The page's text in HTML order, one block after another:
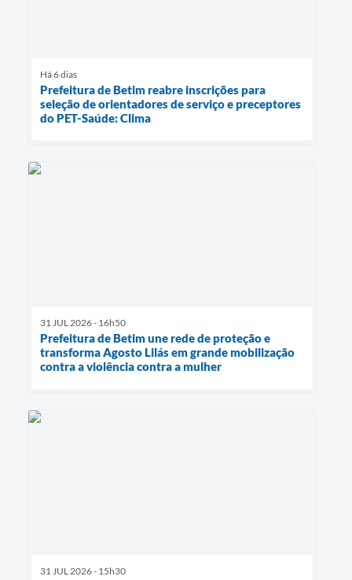
Há 6 dias
Prefeitura de Betim reabre inscrições para
seleção de orientadores de serviço e preceptores
do PET-Saúde: Clima
31 JUL 2026 - 16h50
Prefeitura de Betim une rede de proteção e
transforma Agosto Lilás em grande mobilização
contra a violência contra a mulher
31 JUL 2026 - 15h30